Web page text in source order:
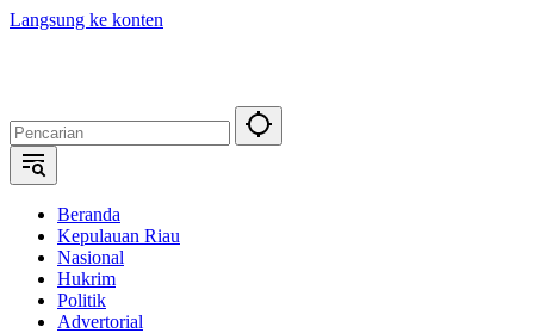
Langsung ke konten
Beranda
Kepulauan Riau
Nasional
Hukrim
Politik
Advertorial